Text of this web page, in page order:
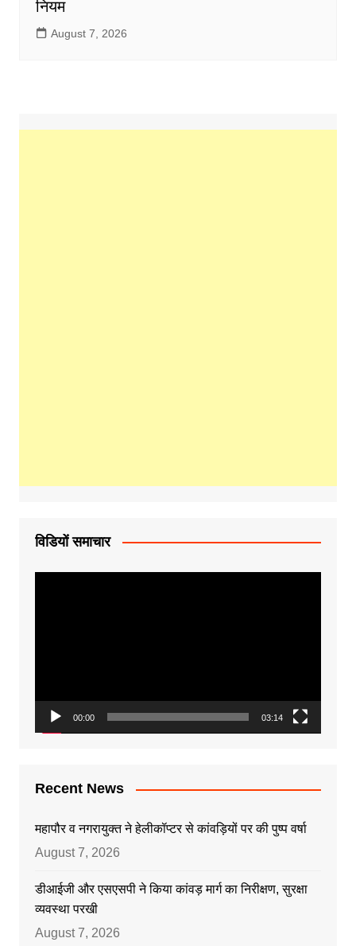
नियम
August 7, 2026
विडियों समाचार
00:00 03:14
Recent News
महापौर व नगरायुक्त ने हेलीकॉप्टर से कांवड़ियों पर की पुष्प वर्षा
August 7, 2026
डीआईजी और एसएसपी ने किया कांवड़ मार्ग का निरीक्षण, सुरक्षा
व्यवस्था परखी
August 7, 2026